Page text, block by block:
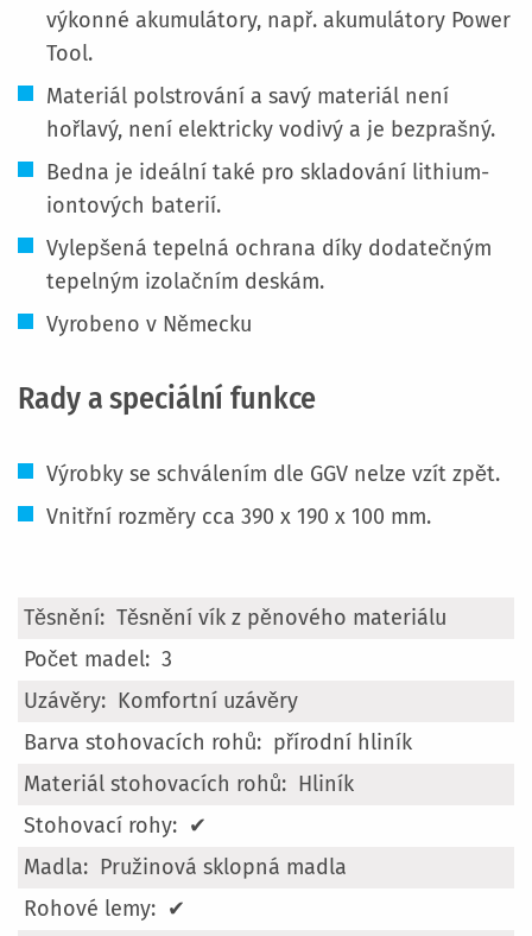
výkonné akumulátory, např. akumulátory Power
Tool.
Materiál polstrování a savý materiál není
hořlavý, není elektricky vodivý a je bezprašný.
Bedna je ideální také pro skladování lithium-
iontových baterií.
Vylepšená tepelná ochrana díky dodatečným
tepelným izolačním deskám.
Vyrobeno v Německu
Rady a speciální funkce
Výrobky se schválením dle GGV nelze vzít zpět.
Vnitřní rozměry cca 390 x 190 x 100 mm.
Více
informací
Těsnění vík z pěnového materiálu
3
Komfortní uzávěry
přírodní hliník
Hliník
✔
Pružinová sklopná madla
✔